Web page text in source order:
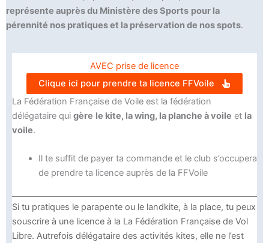
représente auprès du Ministère des Sports pour la
pérennité nos pratiqueset la préservation de nos spots.
AVEC prise de licence
Clique ici pour prendre ta licence FFVoile
La Fédération Française de Voile est la fédération
délégataire qui gère le kite, la wing, la planche à voile et la
voile.
Il te suffit de payer ta commande et le club s’occupera
de prendre ta licence auprès de la FFVoile
Si tu pratiques le parapente ou le landkite, à la place, tu peux
souscrire à une licence à la La Fédération Française de Vol
Libre. Autrefois délégataire des activités kites, elle ne l’est